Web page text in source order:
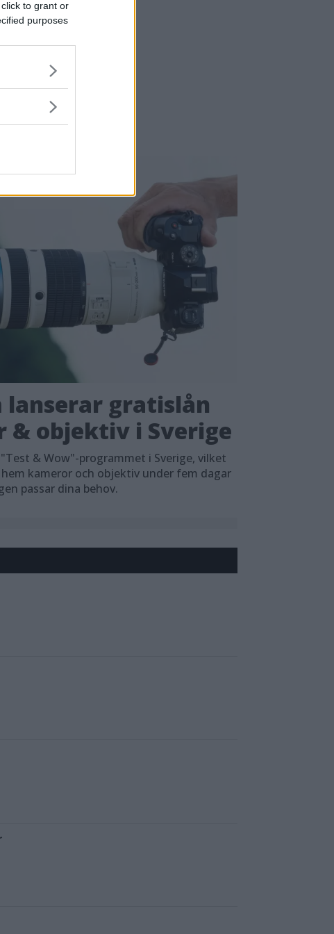
to grant or
purposes
lanserar gratislån
& objektiv i Sverige
& Wow"-programmet i Sverige, vilket
kameror och objektiv under fem dagar
passar dina behov.